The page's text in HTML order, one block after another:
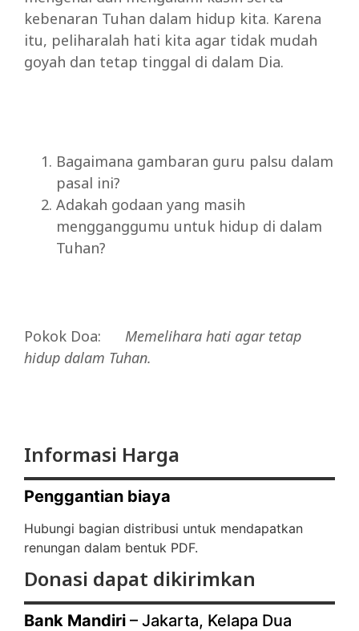
kebenaran Tuhan dalam hidup kita. Karena
itu, peliharalah hati kita agar tidak mudah
goyah dan tetap tinggal di dalam Dia.
Bagaimana gambaran guru palsu dalam
pasal ini?
Adakah godaan yang masih
mengganggumu untuk hidup di dalam
Tuhan?
Pokok Doa: Memelihara hati agar tetap
hidup dalam Tuhan.
Informasi Harga
Penggantian biaya
Hubungi bagian distribusi untuk mendapatkan
renungan dalam bentuk PDF.
Donasi dapat dikirimkan
Bank Mandiri – Jakarta, Kelapa Dua